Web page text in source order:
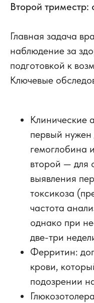
Второй
Главная задача
наблюдение за
подготовкой к
Ключевые
Клинические
первый нужен
гемоглобина
второй — для
выявления
токсикоза
частота
однако при
две-три
Ферритин:
крови,
подозрении